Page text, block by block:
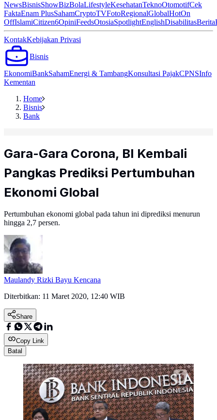
NewsBisnisShowBizBolaLifestyleKesehatanTeknoOtomotifCek
FaktaEnam PlusSahamCryptoTVFotoRegionalGlobalHotOn
OffIslamiCitizen6OpiniFeedsOtosiaSpotlightEnglishDisabilitasBerita
KontakKebijakan Privasi
Bisnis
EkonomiBankSahamEnergi & TambangKonsultasi PajakCPNSInfo
Kementan
Home
Bisnis
Bank
Gara-Gara Corona, BI Kembali
Pangkas Prediksi Pertumbuhan
Ekonomi Global
Pertumbuhan ekonomi global pada tahun ini diprediksi menurun
hingga 2,7 persen.
Maulandy Rizki Bayu Kencana
Diterbitkan: 11 Maret 2020, 12:40 WIB
Share
Copy Link
Batal